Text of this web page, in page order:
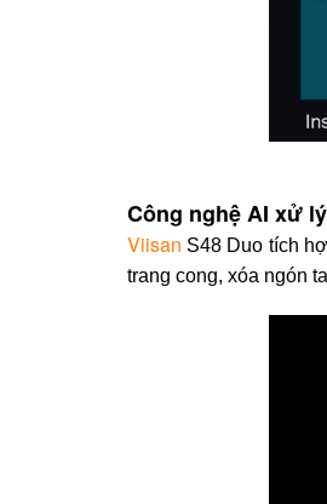
Công nghệ AI xử
Viisan S48 Duo tích
trang cong, xóa ngón